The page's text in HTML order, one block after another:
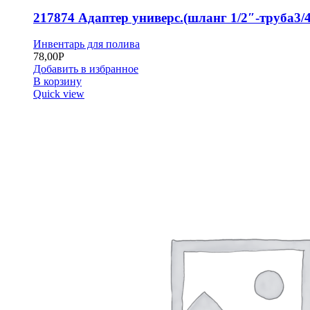
217874 Адаптер универс.(шланг 1/2″-труба3/
Инвентарь для полива
78,00Р
Добавить в избранное
В корзину
Quick view